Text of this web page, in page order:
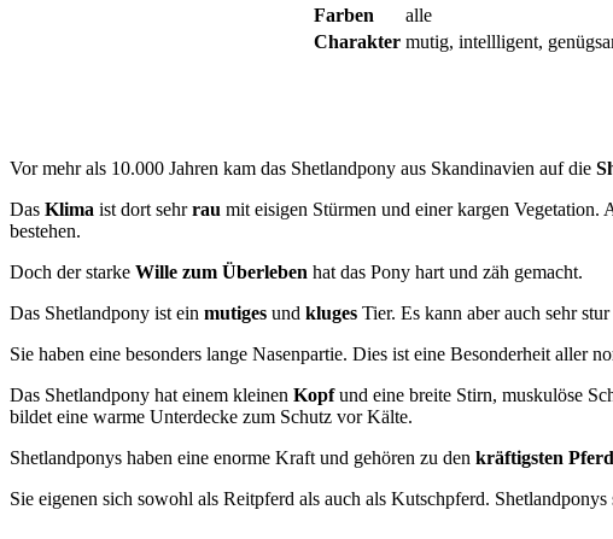
Farben
alle
Charakter mutig, intellligent,
Vor mehr als 10.000 Jahren kam das Shetlandpony aus Skandinavien auf die
Das Klima ist dort sehrrau mit eisigen Stürmen und einer kargen
bestehen.
Doch der starke Wille zum Überleben hat das Pony hart und zäh gemacht.
Das Shetlandpony ist ein mutiges und kluges Tier. Es kann aber auch sehr
Sie haben eine besonders lange Nasenpartie. Dies ist eine Besonderheit aller
Das Shetlandpony hat einem kleinen Kopfund eine breite Stirn, muskulöse
bildet eine warme Unterdecke zum Schutz vor Kälte.
Shetlandponys haben eine enorme Kraft und gehören zu den kräftigsten
Sie eigenen sich sowohl als Reitpferd als auch als Kutschpferd. Shetlandponys